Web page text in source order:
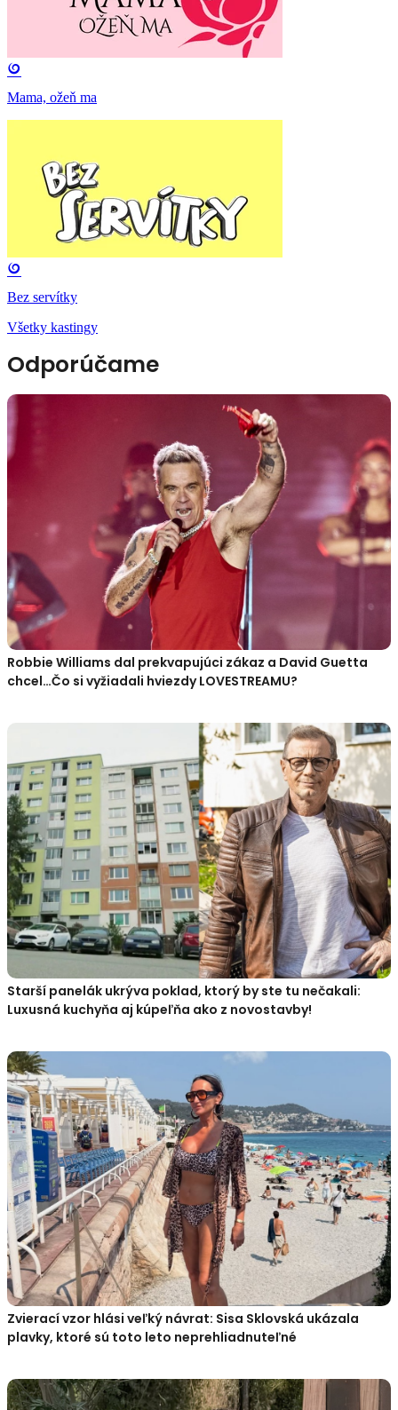
Mama, ožeň ma
Bez servítky
Všetky kastingy
Odporúčame
Robbie Williams dal prekvapujúci zákaz a David Guetta
chcel…Čo si vyžiadali hviezdy LOVESTREAMU?
Starší panelák ukrýva poklad, ktorý by ste tu nečakali:
Luxusná kuchyňa aj kúpeľňa ako z novostavby!
Zvierací vzor hlási veľký návrat: Sisa Sklovská ukázala
plavky, ktoré sú toto leto neprehliadnuteľné